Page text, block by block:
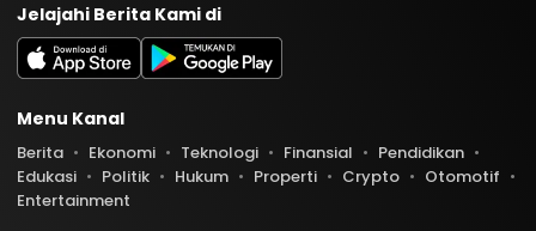
Jelajahi Berita Kami di
Menu Kanal
Berita Ekonomi Teknologi Finansial
Pendidikan
Edukasi
Politik Hukum Properti Crypto
Otomotif
Entertainment